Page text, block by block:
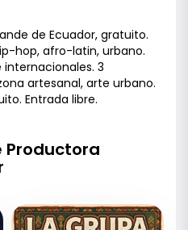
de Ecuador, gratuito.
hop, afro-latin, urbano.
3
artesanal, arte urbano.
Entrada libre.
Productora